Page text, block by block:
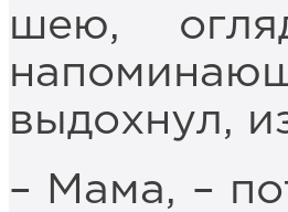
шею,
выдохнул,
– Мама, –